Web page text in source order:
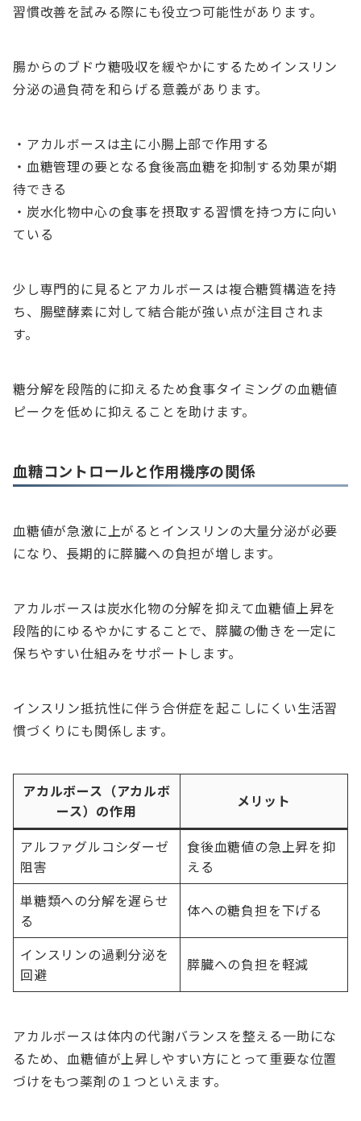
習慣改善を試みる際にも役立つ可能性があります。
腸からのブドウ糖吸収を緩やかにするためインスリン
分泌の過負荷を和らげる意義があります。
・アカルボースは主に小腸上部で作用する
・血糖管理の要となる食後高血糖を抑制する効果が期
待できる
・炭水化物中心の食事を摂取する習慣を持つ方に向い
ている
少し専門的に見るとアカルボースは複合糖質構造を持
ち、腸壁酵素に対して結合能が強い点が注目されま
す。
糖分解を段階的に抑えるため食事タイミングの血糖値
ピークを低めに抑えることを助けます。
血糖コントロールと作用機序の関係
血糖値が急激に上がるとインスリンの大量分泌が必要
になり、長期的に膵臓への負担が増します。
アカルボースは炭水化物の分解を抑えて血糖値上昇を
段階的にゆるやかにすることで、膵臓の働きを一定に
保ちやすい仕組みをサポートします。
インスリン抵抗性に伴う合併症を起こしにくい生活習
慣づくりにも関係します。
アカルボース（アカルボ
ース）の作用
メリット
アルファグルコシダーゼ
阻害
食後血糖値の急上昇を抑
える
単糖類への分解を遅らせ
る
体への糖負担を下げる
インスリンの過剰分泌を
回避
膵臓への負担を軽減
アカルボースは体内の代謝バランスを整える一助にな
るため、血糖値が上昇しやすい方にとって重要な位置
づけをもつ薬剤の１つといえます。